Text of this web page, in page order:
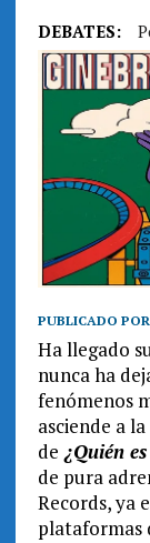
DEBATES:
PUBLICADO
Ha llegado
nunca ha
fenómenos
asciende a
de ¿Quién
de pura
Records, ya
plataformas